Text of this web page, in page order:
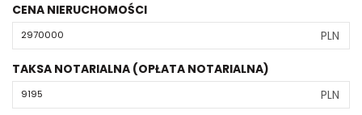
CENA NIERUCHOMOŚCI
PLN
TAKSA NOTARIALNA (OPŁATA NOTARIALNA)
PLN